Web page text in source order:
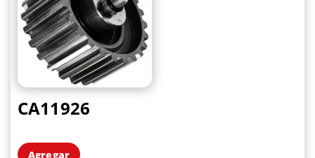
CA11926
Agregar